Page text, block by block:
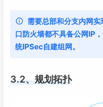
需要总部和分支内网
口防火墙都不具备公网IP
统IPSec自建组网。
3.2、规划拓扑